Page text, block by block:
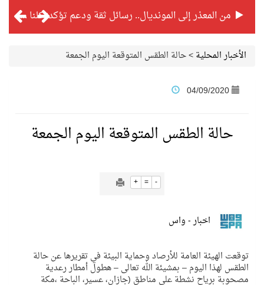
من المعذر إلى المونديال.. رسائل ثقة ودعم تؤكد: كلنا مع الأخضر
سيل الخير يروي ملاعب الكوكب
الأخبار المحلية>حالة الطقس المتوقعة اليوم الجمعة
04/09/2020
حالة الطقس المتوقعة اليوم الجمعة
+ = -
اخبار - واس
توقعت الهيئة العامة للأرصاد وحماية البيئة في تقريرها عن حالة
الطقس لهذا اليوم – بمشيئة الله تعالى – هطول أمطار رعدية
مصحوبة برياح نشطة على مناطق (جازان، عسير، الباحة ،مكة